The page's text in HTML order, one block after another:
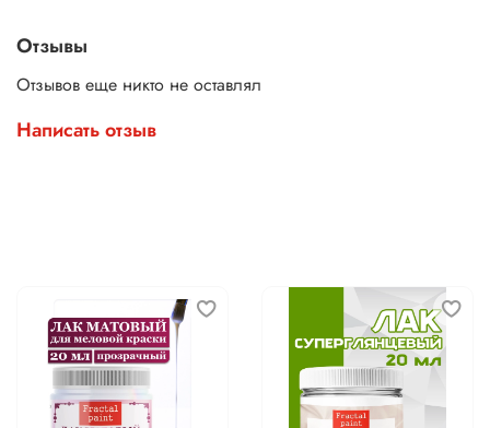
Отзывы
Отзывов еще никто не оставлял
Написать отзыв